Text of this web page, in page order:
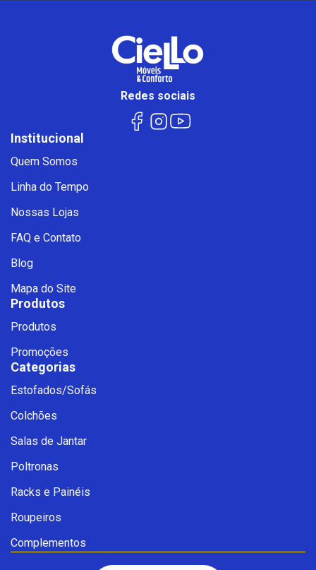
Redes sociais
Institucional
Quem Somos
Linha do Tempo
Nossas Lojas
FAQ e Contato
Blog
Mapa do Site
Produtos
Produtos
Promoções
Categorias
Estofados/Sofás
Colchões
Salas de Jantar
Poltronas
Racks e Painéis
Roupeiros
Complementos